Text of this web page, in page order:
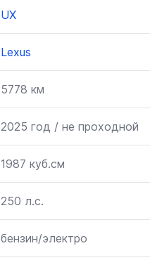
UX
Lexus
5778 км
2025 год / не проходной
1987 куб.см
250 л.с.
бензин/электро